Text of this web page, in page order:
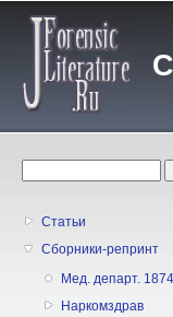
Статьи
Сборники-репринт
Мед. департ. 1874
Наркомздрав